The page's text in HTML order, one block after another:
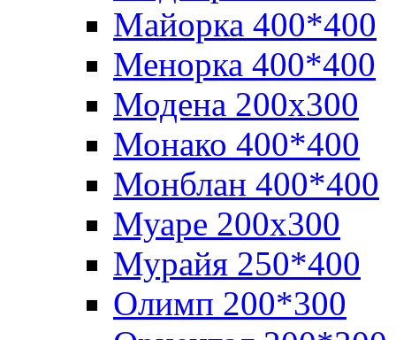
Майорка 400*400
Менорка 400*400
Модена 200х300
Монако 400*400
Монблан 400*400
Муаре 200х300
Мурайя 250*400
Олимп 200*300